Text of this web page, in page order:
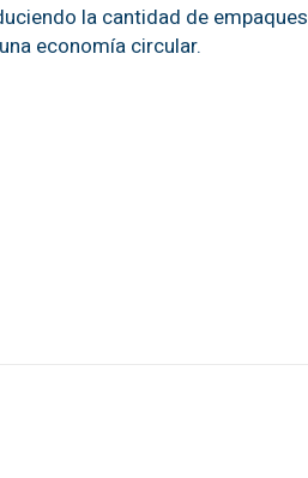
la cantidad de
economía circular.